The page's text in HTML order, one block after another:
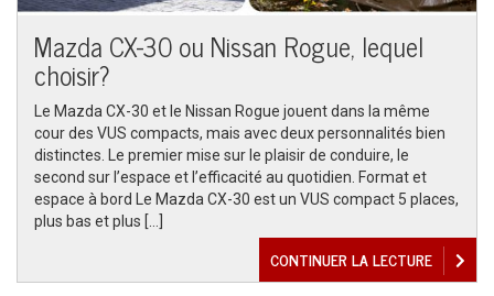
Mazda CX-30 ou Nissan Rogue, lequel
choisir?
Le Mazda CX-30 et le Nissan Rogue jouent dans la même
cour des VUS compacts, mais avec deux personnalités bien
distinctes. Le premier mise sur le plaisir de conduire, le
second sur l’espace et l’efficacité au quotidien. ​Format et
espace à bord Le Mazda CX-30 est un VUS compact 5 places,
plus bas et plus […]
CONTINUER LA LECTURE